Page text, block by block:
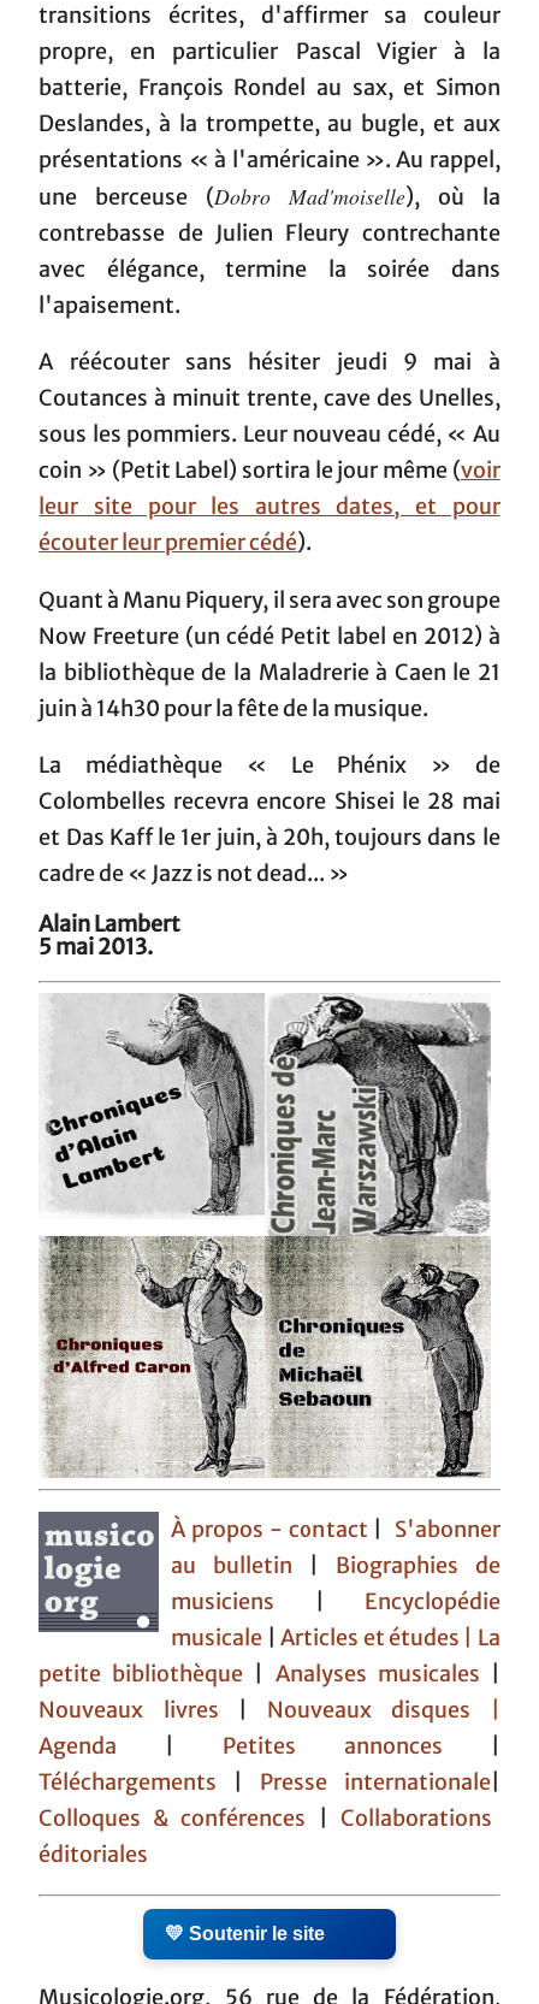
transitions écrites, d'affirmer sa couleur
propre, en particulier Pascal Vigier à la
batterie, François Rondel au sax, et Simon
Deslandes, à la trompette, au bugle, et aux
présentations « à l'américaine ». Au rappel,
une berceuse (Dobro Mad'moiselle), où la
contrebasse de Julien Fleury contrechante
avec élégance, termine la soirée dans
l'apaisement.
A réécouter sans hésiter jeudi 9 mai à
Coutances à minuit trente, cave des Unelles,
sous les pommiers. Leur nouveau cédé, « Au
coin » (Petit Label) sortira le jour même (voir
leur site pour les autres dates, et pour
écouter leur premier cédé).
Quant à Manu Piquery, il sera avec son groupe
Now Freeture (un cédé Petit label en 2012) à
la bibliothèque de la Maladrerie à Caen le 21
juin à 14h30 pour la fête de la musique.
La médiathèque « Le Phénix » de
Colombelles recevra encore Shisei le 28 mai
et Das Kaff le 1er juin, à 20h, toujours dans le
cadre de « Jazz is not dead... »
Alain Lambert
5 mai 2013.
À propos - contact
S'abonner
au bulletin
Biographies de
musiciens
Encyclopédie
musicale |Articles et études | La
petite bibliothèque
Analyses musicales
Nouveaux livres
Nouveaux disques |
Agenda
Petites annonces
Téléchargements
Presse internationale|
Colloques & conférences
Collaborations
éditoriales
💛 Soutenir le site
Musicologie.org, 56 rue de la Fédération,